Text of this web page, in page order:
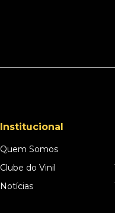
Institucional
Quem Somos
Clube do Vinil
Notícias